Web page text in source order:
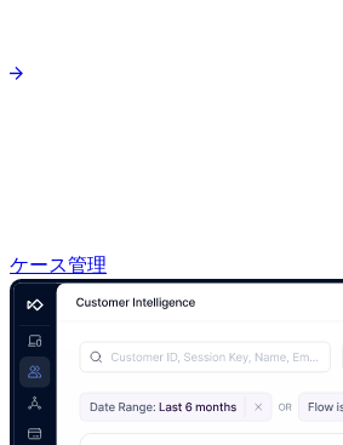
ケース管理